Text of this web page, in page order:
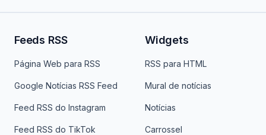
Feeds RSS
Página Web para RSS
Google Notícias RSS Feed
Feed RSS do Instagram
Feed RSS do TikTok
Widgets
RSS para HTML
Mural de notícias
Notícias
Carrossel